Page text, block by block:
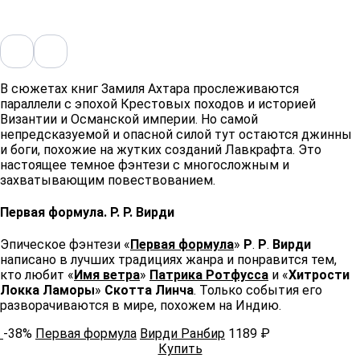
В сюжетах книг Замиля Ахтара прослеживаются
параллели с эпохой Крестовых походов и историей
Византии и Османской империи. Но самой
непредсказуемой и опасной силой тут остаются джинны
и боги, похожие на жутких созданий Лавкрафта. Это
настоящее темное фэнтези с многосложным и
захватывающим повествованием. ​​
Первая формула. Р. Р. Вирди ​​
Эпическое фэнтези « Первая формула» Р. Р. Вирди
написано в лучших традициях жанра и понравится тем,
кто любит « Имя ветра» Патрика Ротфусса и «Хитрости
Локка Ламоры» Скотта Линча. Только события его
разворачиваются в мире, похожем на Индию. ​​
-38% Первая формула Вирди Ранбир 1189 ₽
Купить